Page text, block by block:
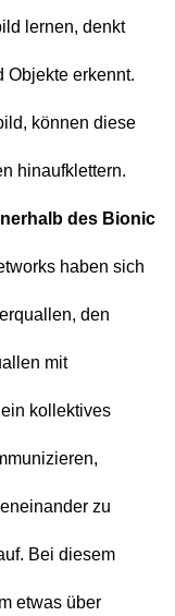
lernen, denkt
Objekte erkennt.
können diese
hinaufklettern.
des Bionic
haben sich
den
mit
kollektives
zu
Bei diesem
etwas über